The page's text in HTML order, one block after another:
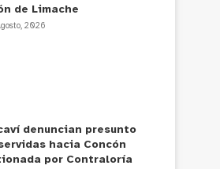
de Limache
2026
denuncian presunto
hacia Concón
por Contraloría